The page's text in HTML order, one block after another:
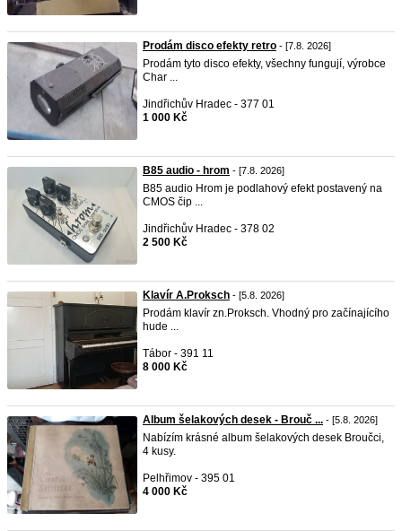
Prodám disco efekty retro - [7.8. 2026]
Prodám tyto disco efekty, všechny fungují, výrobce
Char ...
Jindřichův Hradec - 377 01
1 000 Kč
B85 audio - hrom - [7.8. 2026]
B85 audio Hrom je podlahový efekt postavený na
CMOS čip ...
Jindřichův Hradec - 378 02
2 500 Kč
Klavír A.Proksch - [5.8. 2026]
Prodám klavír zn.Proksch. Vhodný pro začínajícího
hude ...
Tábor - 391 11
8 000 Kč
Album šelakových desek - Brouč ... - [5.8. 2026]
Nabízím krásné album šelakových desek Broučci,
4 kusy.
Pelhřimov - 395 01
4 000 Kč